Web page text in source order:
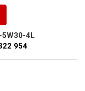
4L
954